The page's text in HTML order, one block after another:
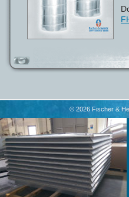
© 2026 Fischer &